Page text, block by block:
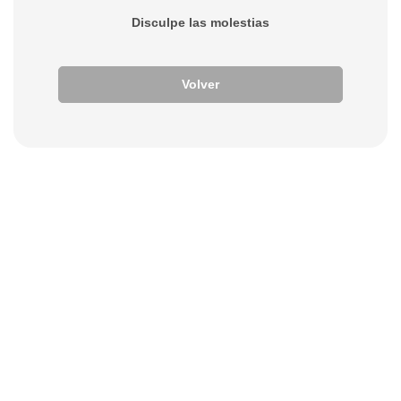
Disculpe las molestias
Volver